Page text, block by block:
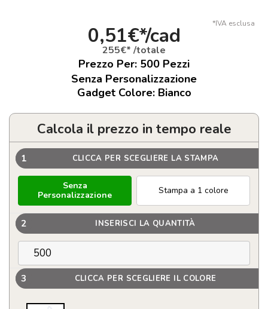
*IVA esclusa
0,51€*/cad
255€* /totale
Prezzo Per: 500 Pezzi
Senza Personalizzazione
Gadget Colore: Bianco
Calcola il prezzo in tempo reale
1 CLICCA PER SCEGLIERE LA STAMPA
Senza
Personalizzazione
Stampa a 1 colore
2 INSERISCI LA QUANTITÀ
3 CLICCA PER SCEGLIERE IL COLORE